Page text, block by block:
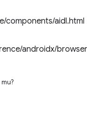
components/aidl.html
androidx/